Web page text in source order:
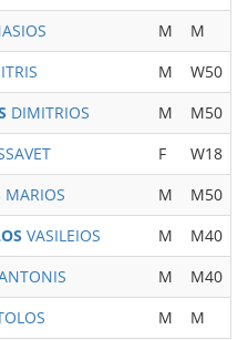
M
M
M
W50
DIMITRIOS M
M50
F
W18
MARIOS M
M50
VASILEIOS M
M40
M
M40
M
M